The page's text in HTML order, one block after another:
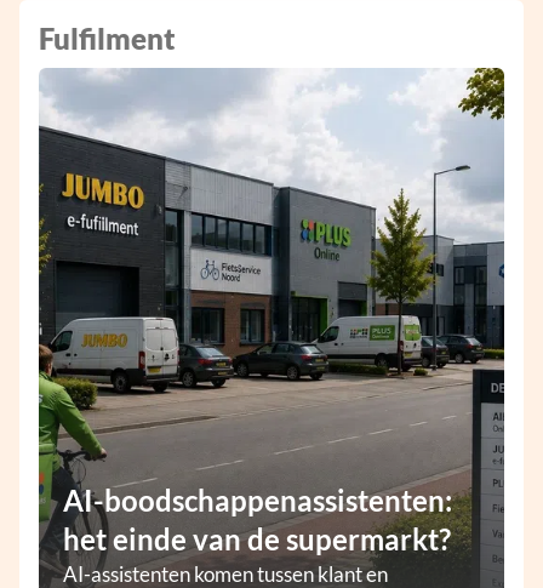
Fulfilment
AI-boodschappenassistenten:
het einde van de supermarkt?
AI-assistenten komen tussen klant en